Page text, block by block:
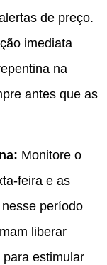
de preço.
imediata
na
antes que as
Monitore o
feira e as
nesse período
liberar
estimular